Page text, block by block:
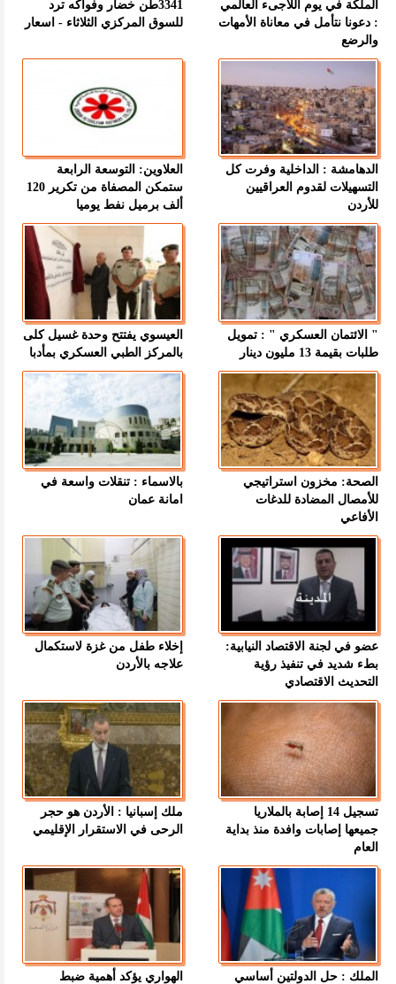
الملكة في يوم اللاجىء العالمي
: دعونا نتأمل في معاناة الأمهات
والرضع
3341طن خضار وفواكه ترد
للسوق المركزي الثلاثاء - اسعار
الدهامشة : الداخلية وفرت كل
التسهيلات لقدوم العراقيين
للأردن
العلاوين: التوسعة الرابعة
ستمكن المصفاة من تكرير 120
ألف برميل نفط يوميا
" الائتمان العسكري " : تمويل
طلبات بقيمة 13 مليون دينار
العيسوي يفتتح وحدة غسيل كلى
بالمركز الطبي العسكري بمأدبا
الصحة: مخزون استراتيجي
للأمصال المضادة للدغات
الأفاعي
بالاسماء : تنقلات واسعة في
امانة عمان
عضو في لجنة الاقتصاد النيابية:
بطء شديد في تنفيذ رؤية
التحديث الاقتصادي
إخلاء طفل من غزة لاستكمال
علاجه بالأردن
تسجيل 14 إصابة بالملاريا
جميعها إصابات وافدة منذ بداية
العام
ملك إسبانيا : الأردن هو حجر
الرحى في الاستقرار الإقليمي
الملك : حل الدولتين أساسي
الهواري يؤكد أهمية ضبط